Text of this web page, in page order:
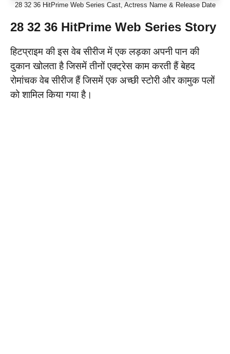
28 32 36 HitPrime Web Series Cast, Actress Name & Release Date
28 32 36 HitPrime Web Series Story
हिटप्राइम की इस वेब सीरीज में एक लड़का अपनी पान की
दुकान खोलता है जिसमें तीनों एक्ट्रेस काम करती हैं बेहद
रोमांचक वेब सीरीज हैं जिसमें एक अच्छी स्टोरी और कामुक पलों
को शामिल किया गया है।